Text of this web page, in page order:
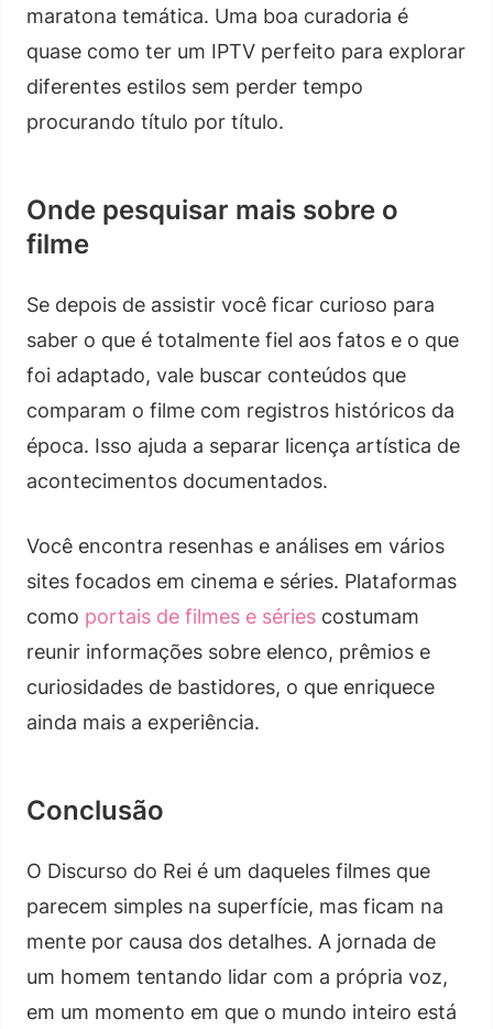
maratona temática. Uma boa curadoria é
quase como ter um IPTV perfeito para explorar
diferentes estilos sem perder tempo
procurando título por título.
Onde pesquisar mais sobre o
filme
Se depois de assistir você ficar curioso para
saber o que é totalmente fiel aos fatos e o que
foi adaptado, vale buscar conteúdos que
comparam o filme com registros históricos da
época. Isso ajuda a separar licença artística de
acontecimentos documentados.
Você encontra resenhas e análises em vários
sites focados em cinema e séries. Plataformas
como portais de filmes e séries costumam
reunir informações sobre elenco, prêmios e
curiosidades de bastidores, o que enriquece
ainda mais a experiência.
Conclusão
O Discurso do Rei é um daqueles filmes que
parecem simples na superfície, mas ficam na
mente por causa dos detalhes. A jornada de
um homem tentando lidar com a própria voz,
em um momento em que o mundo inteiro está